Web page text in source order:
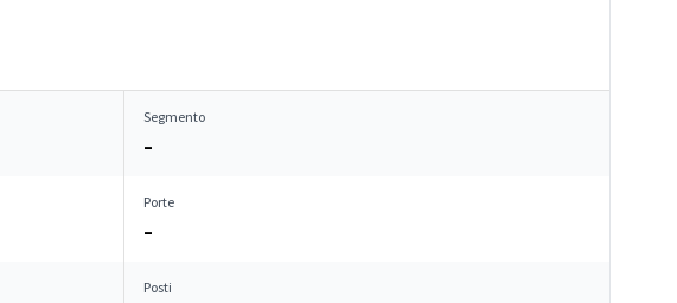
Segmento
–
Porte
–
Posti